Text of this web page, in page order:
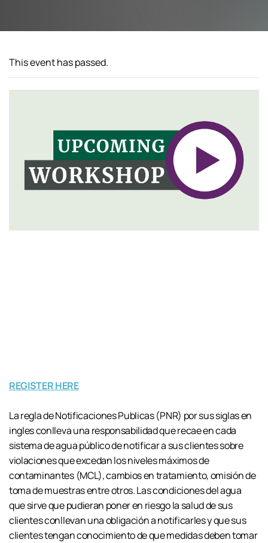
This event has passed.
REGISTER HERE
La regla de Notificaciones Publicas (PNR) por sus siglas en
ingles conlleva una responsabilidad que recae en cada
sistema de agua público de notificar a sus clientes sobre
violaciones que excedan los niveles máximos de
contaminantes (MCL), cambios en tratamiento, omisión de
toma de muestras entre otros. Las condiciones del agua
que sirve que pudieran poner en riesgo la salud de sus
clientes conllevan una obligación a notificarles y que sus
clientes tengan conocimiento de que medidas deben tomar